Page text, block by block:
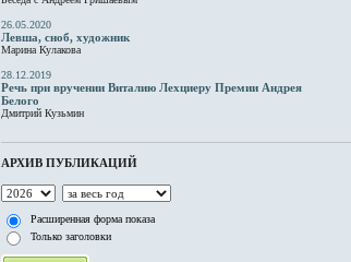
26.05.2020
Левша, сноб, художник
Марина Кулакова
28.12.2019
Речь при вручении Виталию Лехциеру Премии Андрея
Белого
Дмитрий Кузьмин
АРХИВ ПУБЛИКАЦИЙ
Расширенная форма показа
Только заголовки